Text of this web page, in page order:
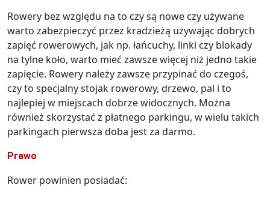
Rowery bez względu na to czy są nowe czy używane
warto zabezpieczyć przez kradzieżą używając dobrych
zapięć rowerowych, jak np. łańcuchy, linki czy blokady
na tylne koło, warto mieć zawsze więcej niż jedno takie
zapięcie. Rowery należy zawsze przypinać do czegoś,
czy to specjalny stojak rowerowy, drzewo, pal i to
najlepiej w miejscach dobrze widocznych. Można
również skorzystać z płatnego parkingu, w wielu takich
parkingach pierwsza doba jest za darmo.
Prawo
Rower powinien posiadać: